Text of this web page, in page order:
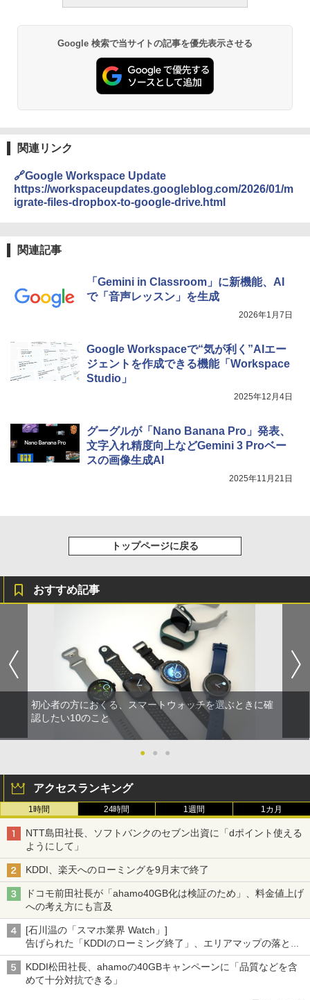
Google 検索で当サイトの記事を優先表示させる
関連リンク
🔗Google Workspace Update
https://workspaceupdates.googleblog.com/2026/01/m
igrate-files-dropbox-to-google-drive.html
関連記事
「Gemini in Classroom」に新機能、AI
で「音声レッスン」を生成
2026年1月7日
Google Workspaceで“気が利く”AIエー
ジェントを作成できる機能「Workspace
Studio」
2025年12月4日
グーグルが「Nano Banana Pro」発表、
文字入れ精度向上などGemini 3 Proベー
スの画像生成AI
2025年11月21日
トップページに戻る
おすすめ記事
初心者の方におくる、スマートウォッチを選ぶときに確
認したい10のこと
● ● ●
アクセスランキング
1時間 24時間 1週間 1カ月
NTT島田社長、ソフトバンクのセブン出資に「dポイント使える
ようにして」
KDDI、楽天へのローミングを9月末で終了
ドコモ前田社長が「ahamo40GB化は検証のため」、料金値上げ
への考え方にも言及
[石川温の「スマホ業界 Watch」]
告げられた「KDDIのローミング終了」、エリアマップの落とし
穴と楽天モバイルの課題
KDDI松田社長、ahamoの40GBキャンペーンに「品質などを含
めて十分対抗できる」